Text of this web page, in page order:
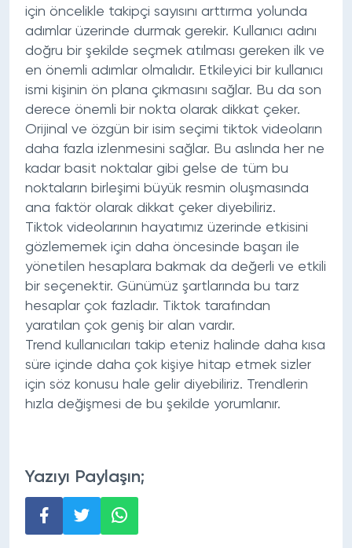
için öncelikle takipçi sayısını arttırma yolunda
adımlar üzerinde durmak gerekir. Kullanıcı adını
doğru bir şekilde seçmek atılması gereken ilk ve
en önemli adımlar olmalıdır. Etkileyici bir kullanıcı
ismi kişinin ön plana çıkmasını sağlar. Bu da son
derece önemli bir nokta olarak dikkat çeker.
Orijinal ve özgün bir isim seçimi tiktok videoların
daha fazla izlenmesini sağlar. Bu aslında her ne
kadar basit noktalar gibi gelse de tüm bu
noktaların birleşimi büyük resmin oluşmasında
ana faktör olarak dikkat çeker diyebiliriz.
Tiktok videolarının hayatımız üzerinde etkisini
gözlememek için daha öncesinde başarı ile
yönetilen hesaplara bakmak da değerli ve etkili
bir seçenektir. Günümüz şartlarında bu tarz
hesaplar çok fazladır. Tiktok tarafından
yaratılan çok geniş bir alan vardır.
Trend kullanıcıları takip eteniz halinde daha kısa
süre içinde daha çok kişiye hitap etmek sizler
için söz konusu hale gelir diyebiliriz. Trendlerin
hızla değişmesi de bu şekilde yorumlanır.
Yazıyı Paylaşın;